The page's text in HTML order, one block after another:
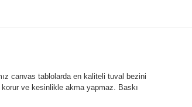
canvas tablolarda en kaliteli tuval bezini
ve kesinlikle akma yapmaz. Baskı